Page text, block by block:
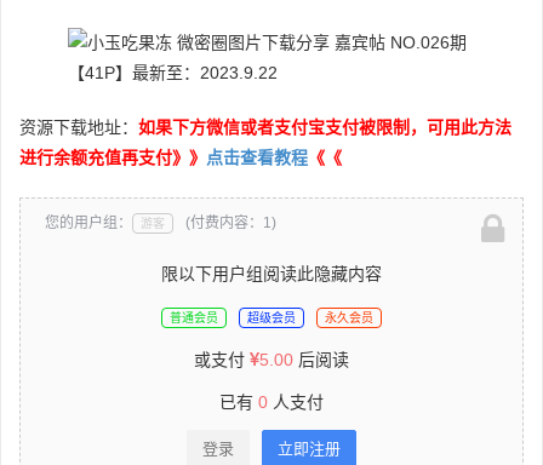
资源下载地址： 如果下方微信或者支付宝支付被限制，可用此方法
进行余额充值再支付》》 点击查看教程 《《
您的用户组： 游客 (付费内容：1)
限以下用户组阅读此隐藏内容
普通会员 超级会员 永久会员
或支付 5.00 后阅读
已有 0 人支付
登录 立即注册